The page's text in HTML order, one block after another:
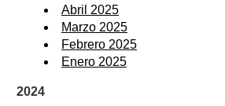
Abril 2025
Marzo 2025
Febrero 2025
Enero 2025
2024